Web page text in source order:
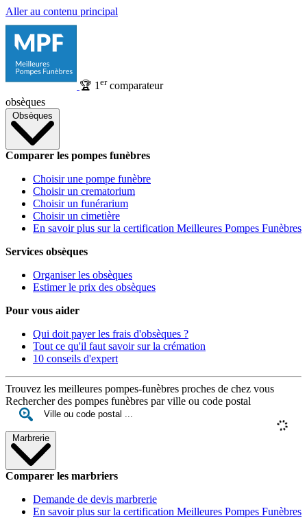
Aller au contenu principal
🏆 1 ercomparateur
obsèques
Obsèques
Comparer les pompes funèbres
Choisir une pompe funèbre
Choisir un crematorium
Choisir un funérarium
Choisir un cimetière
En savoir plus sur la certification Meilleures Pompes Funèbres
Services obsèques
Organiser les obsèques
Estimer le prix des obsèques
Pour vous aider
Qui doit payer les frais d'obsèques ?
Tout ce qu'il faut savoir sur la crémation
10 conseils d'expert
Trouvez les meilleures pompes-funèbres proches de chez vous
Rechercher des pompes funèbres par ville ou code postal
Marbrerie
Comparer les marbriers
Demande de devis marbrerie
En savoir plus sur la certification Meilleures Pompes Funèbres